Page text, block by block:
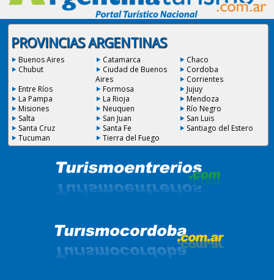
PROVINCIAS ARGENTINAS
Buenos Aires Catamarca
Chaco
Chubut
Ciudad de Buenos
Aires
Cordoba
Corrientes
Entre Ríos
Formosa
Jujuy
La Pampa
La Rioja
Mendoza
Misiones
Neuquen
Río Negro
Salta
San Juan
San Luis
Santa Cruz
Santa Fe
Santiago del Estero
Tucuman
Tierra del Fuego